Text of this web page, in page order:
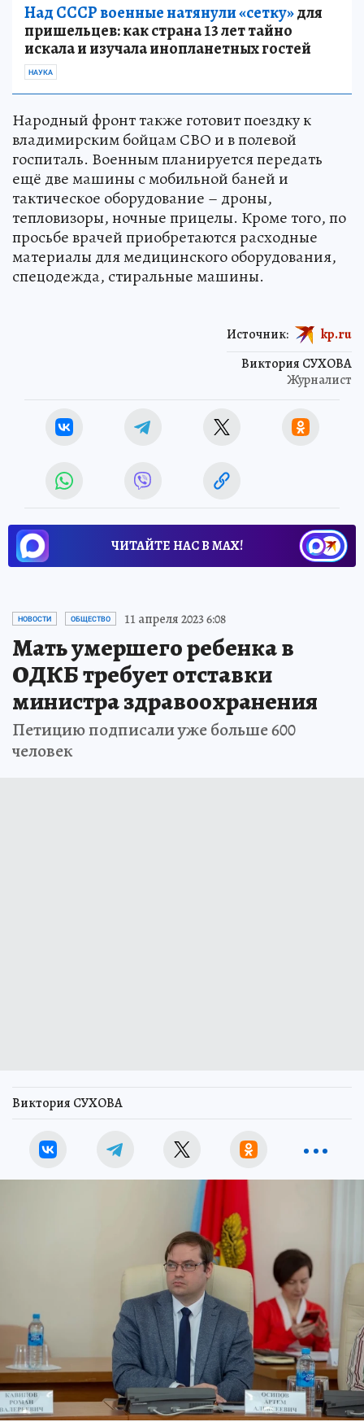
Над СССР военные натянули «сетку»для
пришельцев: как страна 13 лет тайно
искала и изучала инопланетных гостей
НАУКА
Народный фронт также готовит поездку к
владимирским бойцам СВО и в полевой
госпиталь. Военным планируется передать
ещё две машины с мобильной баней и
тактическое оборудование – дроны,
тепловизоры, ночные прицелы. Кроме того, по
просьбе врачей приобретаются расходные
материалы для медицинского оборудования,
спецодежда, стиральные машины.
Виктория СУХОВА
Журналист
Источник: kp.ru
ЧИТАЙТЕ НАС В МАХ!
НОВОСТИ ОБЩЕСТВО 11 апреля 2023 6:08
Мать умершего ребенка в
ОДКБ требует отставки
министра здравоохранения
Петицию подписали уже больше 600
человек
Виктория СУХОВА